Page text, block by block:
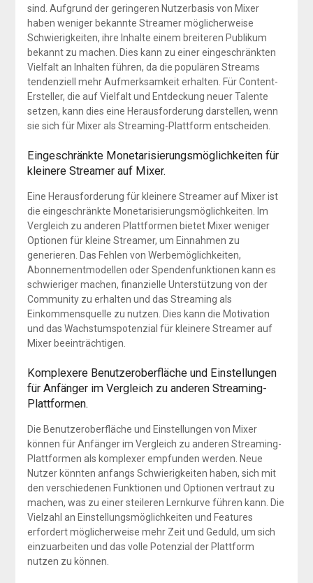
sind. Aufgrund der geringeren Nutzerbasis von Mixer
haben weniger bekannte Streamer möglicherweise
Schwierigkeiten, ihre Inhalte einem breiteren Publikum
bekannt zu machen. Dies kann zu einer eingeschränkten
Vielfalt an Inhalten führen, da die populären Streams
tendenziell mehr Aufmerksamkeit erhalten. Für Content-
Ersteller, die auf Vielfalt und Entdeckung neuer Talente
setzen, kann dies eine Herausforderung darstellen, wenn
sie sich für Mixer als Streaming-Plattform entscheiden.
Eingeschränkte Monetarisierungsmöglichkeiten für
kleinere Streamer auf Mixer.
Eine Herausforderung für kleinere Streamer auf Mixer ist
die eingeschränkte Monetarisierungsmöglichkeiten. Im
Vergleich zu anderen Plattformen bietet Mixer weniger
Optionen für kleine Streamer, um Einnahmen zu
generieren. Das Fehlen von Werbemöglichkeiten,
Abonnementmodellen oder Spendenfunktionen kann es
schwieriger machen, finanzielle Unterstützung von der
Community zu erhalten und das Streaming als
Einkommensquelle zu nutzen. Dies kann die Motivation
und das Wachstumspotenzial für kleinere Streamer auf
Mixer beeinträchtigen.
Komplexere Benutzeroberfläche und Einstellungen
für Anfänger im Vergleich zu anderen Streaming-
Plattformen.
Die Benutzeroberfläche und Einstellungen von Mixer
können für Anfänger im Vergleich zu anderen Streaming-
Plattformen als komplexer empfunden werden. Neue
Nutzer könnten anfangs Schwierigkeiten haben, sich mit
den verschiedenen Funktionen und Optionen vertraut zu
machen, was zu einer steileren Lernkurve führen kann. Die
Vielzahl an Einstellungsmöglichkeiten und Features
erfordert möglicherweise mehr Zeit und Geduld, um sich
einzuarbeiten und das volle Potenzial der Plattform
nutzen zu können.